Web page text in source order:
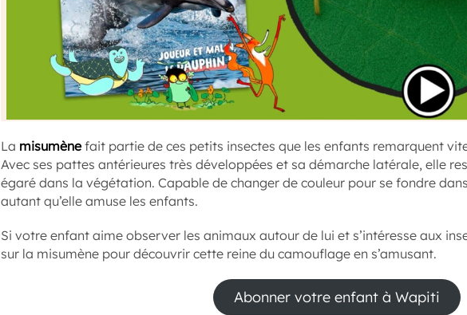
La misumènefait partie de ces petits insectes que les enfants remarquent
Avec ses pattes antérieures très développées et sa démarche latérale, elle
égaré dans la végétation. Capable de changer de couleur pour se fondre
autant qu’elle amuse les enfants.
Si votre enfant aime observer les animaux autour de lui et s’intéresse aux
sur la misumène pour découvrir cette reine du camouflage en s’amusant.
Abonner votre enfant à Wapiti